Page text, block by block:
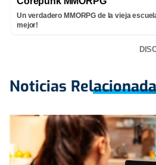
Un verdadero MMORPG de la vieja
mejor!
Noticias